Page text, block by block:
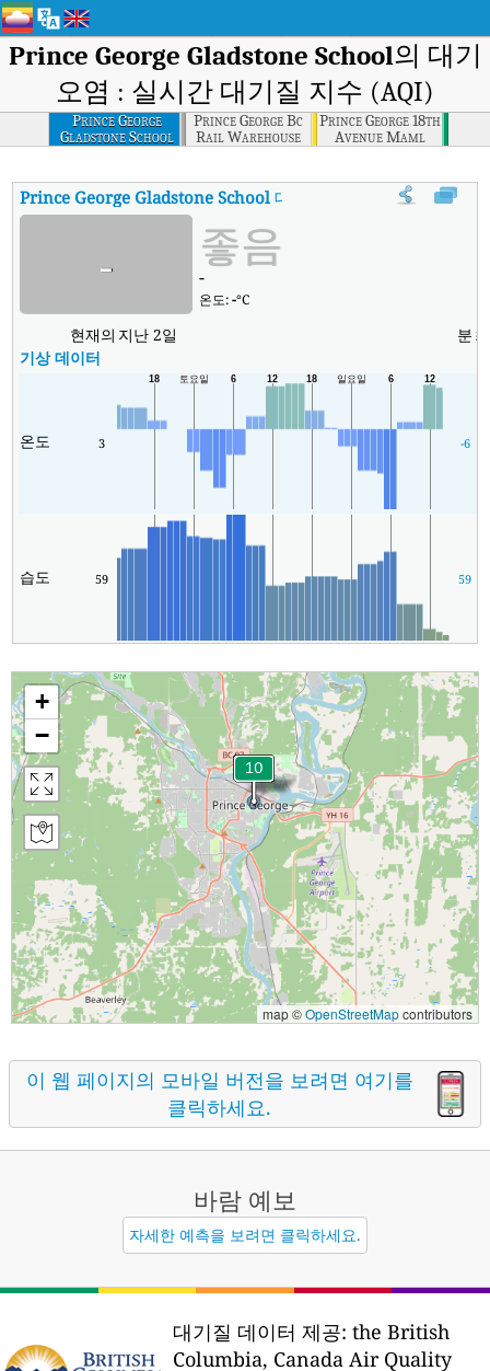
Prince George Gladstone School의 대기
오염 : 실시간 대기질 지수 (AQI)
Prince George
Gladstone School
Prince George Bc
Rail Warehouse
Prince George 18th
Avenue Maml
Prince George Gladstone School 대기질 지수 Prince George
- 좋음
-
온도:-°C
현재의 지난 2일 분
기상 데이터
온도 3 -6
습도 59 59
+
−
map ©OpenStreetMapcontributors
이 웹 페이지의 모바일 버전을 보려면 여기를
클릭하세요.
바람 예보
자세한 예측을 보려면 클릭하세요.
대기질 데이터 제공: the British
Columbia, Canada Air Quality